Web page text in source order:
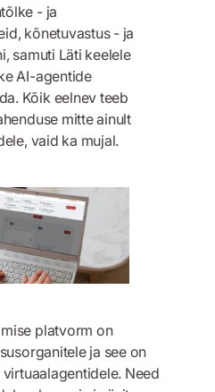
- ja
kõnetuvastus - ja
samuti Läti keelele
AI-agentide
Kõik eelnev teeb
mitte ainult
vaid ka mujal.
platvorm on
ja see on
Need